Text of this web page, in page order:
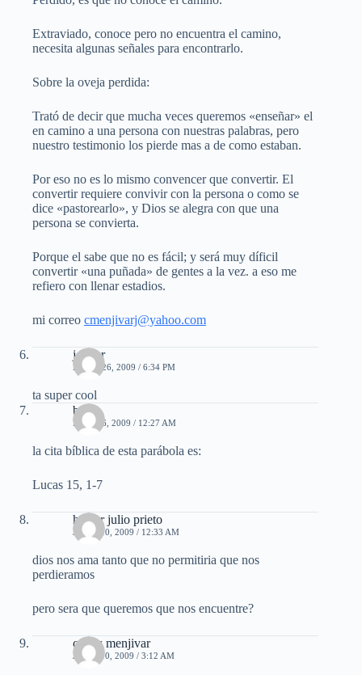
Extraviado, conoce pero no encuentra el camino,
necesita algunas señales para encontrarlo.
Sobre la oveja perdida:
Trató de decir que mucha veces queremos «enseñar» el
en camino a una persona con nuestras palabras, pero
nuestro testimonio los pierde mas a de como estaban.
Por eso no es lo mismo convencer que convertir. El
convertir requiere convivir con la persona o como se
dice «pastorearlo», y Dios se alegra con que una
persona se convierta.
Porque el sabe que no es fácil; y será muy díficil
convertir «una puñada» de gentes a la vez. a eso me
refiero con llenar estadios.
mi correo cmenjivarj@yahoo.com
jenifer
ABRIL 26, 2009 / 6:34 PM
ta super cool
brian
MAYO 6, 2009 / 12:27 AM
la cita bíblica de esta parábola es:
Lucas 15, 1-7
hector julio prieto
JULIO 10, 2009 / 12:33 AM
dios nos ama tanto que no permitiria que nos
perdieramos
pero sera que queremos que nos encuentre?
carlos menjivar
JULIO 10, 2009 / 3:12 AM